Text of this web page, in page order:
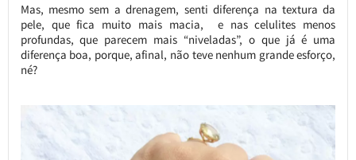
Mas, mesmo sem a drenagem, senti diferença na textura da
pele, que fica muito mais macia, e nas celulites menos
profundas, que parecem mais “niveladas”, o que já é uma
diferença boa, porque, afinal, não teve nenhum grande esforço,
né?